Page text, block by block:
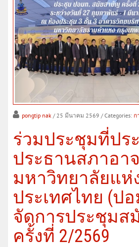
pongtip nak / 25 มีนาคม 2569 / Categories: ก
ร่วมประชุมที่ปร
ประธานสภาอา
มหาวิทยาลัยแห่
ประเทศไทย (ป
จัดการประชุมส
ครั้งที่ 2/2569